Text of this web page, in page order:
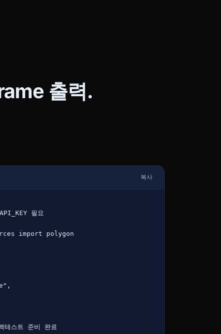
출력.
복사
필요
import polygon
,
스트 준비 완료